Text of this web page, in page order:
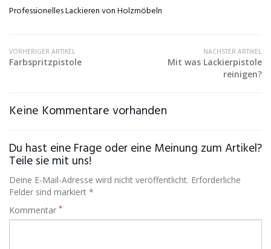
Professionelles Lackieren von Holzmöbeln
VORHERIGER ARTIKEL
Farbspritzpistole
NÄCHSTER ARTIKEL
Mit was Lackierpistole
reinigen?
Keine Kommentare vorhanden
Du hast eine Frage oder eine Meinung zum Artikel?
Teile sie mit uns!
Deine E-Mail-Adresse wird nicht veröffentlicht. Erforderliche
Felder sind markiert *
Kommentar *